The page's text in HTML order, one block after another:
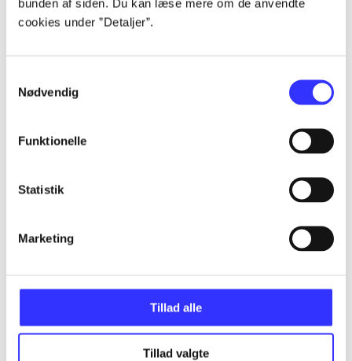
bunden af siden. Du kan læse mere om de anvendte
cookies under ”Detaljer”.
Nødvendig
Funktionelle
Statistik
Marketing
Tillad alle
Tillad valgte
Alle registrerede artikler fordelt på udgivelser